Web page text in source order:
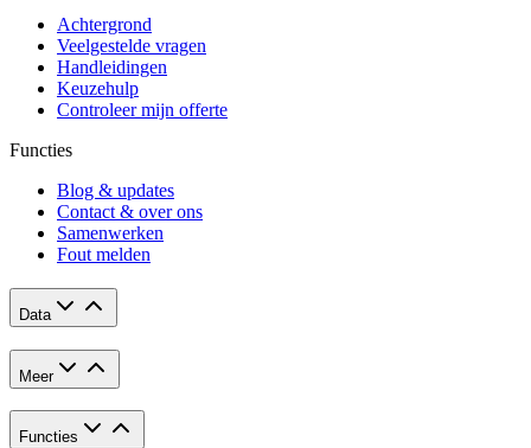
Achtergrond
Veelgestelde vragen
Handleidingen
Keuzehulp
Controleer mijn offerte
Functies
Blog & updates
Contact & over ons
Samenwerken
Fout melden
Data
Meer
Functies